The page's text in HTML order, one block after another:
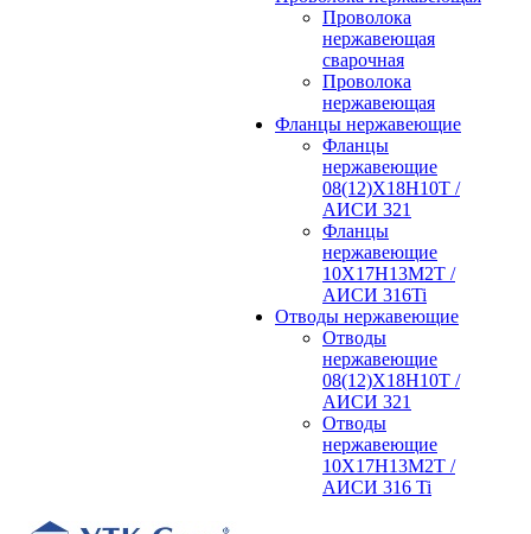
Проволока
нержавеющая
сварочная
Проволока
нержавеющая
Фланцы нержавеющие
Фланцы
нержавеющие
08(12)Х18Н10Т /
АИСИ 321
Фланцы
нержавеющие
10Х17Н13М2Т /
АИСИ 316Ti
Отводы нержавеющие
Отводы
нержавеющие
08(12)Х18Н10Т /
АИСИ 321
Отводы
нержавеющие
10Х17Н13М2Т /
АИСИ 316 Ti